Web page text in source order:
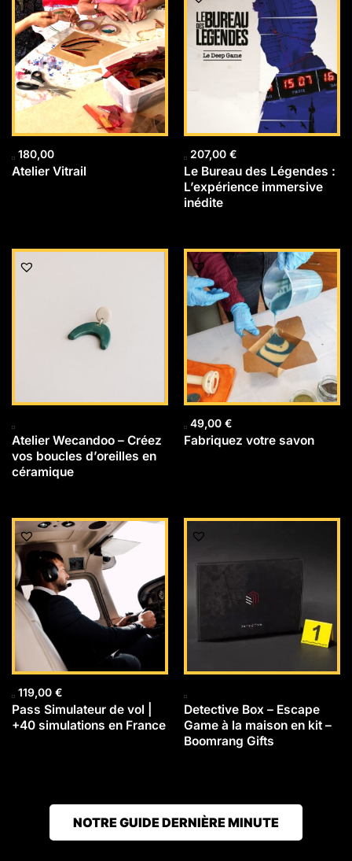
180,00
Atelier Vitrail
207,00 €
Le Bureau des Légendes :
L’expérience immersive
inédite
Atelier Wecandoo – Créez
vos boucles d’oreilles en
céramique
49,00 €
Fabriquez votre savon
119,00 €
Pass Simulateur de vol |
+40 simulations en France
Detective Box – Escape
Game à la maison en kit –
Boomrang Gifts
NOTRE GUIDE DERNIÈRE MINUTE